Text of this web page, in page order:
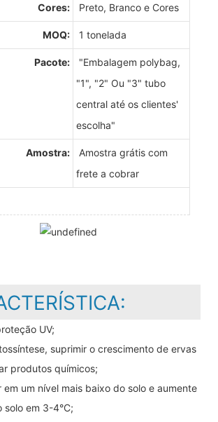
Cores: Preto, Branco e Cores
MOQ: 1 tonelada
Pacote:
"Embalagem polybag,
"1", "2" Ou "3" tubo
central até os clientes'
escolha"
Amostra:
Amostra grátis com
frete a cobrar
UV;
suprimir o crescimento de ervas
produtos químicos;
em um nível mais baixo do solo e aumente
em 3-4°C;